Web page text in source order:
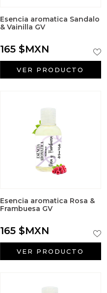
Esencia aromatica Sandalo
& Vainilla GV
165 $MXN
VER PRODUCTO
Esencia aromatica Rosa &
Frambuesa GV
165 $MXN
VER PRODUCTO